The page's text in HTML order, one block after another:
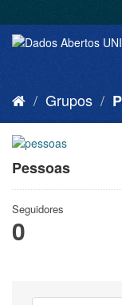
Grupos
Pessoas
Seguidores
0